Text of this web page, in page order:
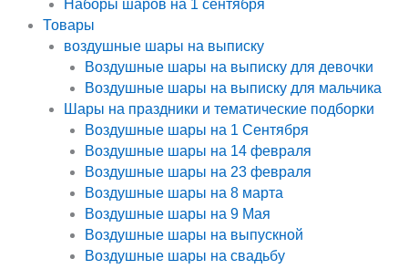
Наборы шаров на 1 сентября
Товары
воздушные шары на выписку
Воздушные шары на выписку для девочки
Воздушные шары на выписку для мальчика
Шары на праздники и тематические подборки
Воздушные шары на 1 Сентября
Воздушные шары на 14 февраля
Воздушные шары на 23 февраля
Воздушные шары на 8 марта
Воздушные шары на 9 Мая
Воздушные шары на выпускной
Воздушные шары на свадьбу